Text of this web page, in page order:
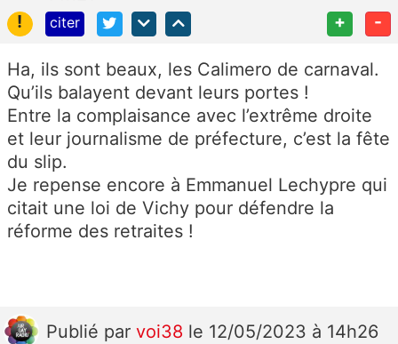
!
citer + -
Ha, ils sont beaux, les Calimero de carnaval.
Qu’ils balayent devant leurs portes !
Entre la complaisance avec l’extrême droite
et leur journalisme de préfecture, c’est la fête
du slip.
Je repense encore à Emmanuel Lechypre qui
citait une loi de Vichy pour défendre la
réforme des retraites !
Publié par voi38 le 12/05/2023 à 14h26